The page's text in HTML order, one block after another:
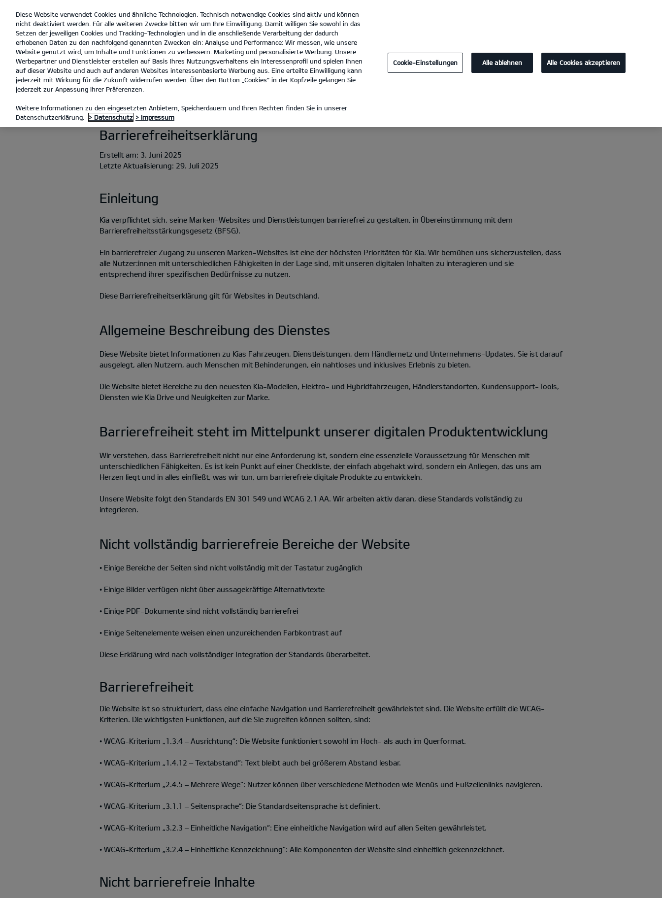
open
menu
Autohaus Siegel GmbH Tel. :
BARRIEREFREIHEIT
BARRIEREFREIHEIT
Barrierefreiheitserklärung
Erstellt am: 3. Juni 2025
Letzte Aktualisierung: 29. Juli 2025
Einleitung
Kia verpflichtet sich, seine Marken-Websites und Dienstleistungen barrierefrei zu gestalten, in Übereinstimmung mit dem
Barrierefreiheitsstärkungsgesetz (BFSG).
Ein barrierefreier Zugang zu unseren Marken-Websites ist eine der höchsten Prioritäten für Kia. Wir bemühen uns sicherzustellen, dass
alle Nutzer:innen mit unterschiedlichen Fähigkeiten in der Lage sind, mit unseren digitalen Inhalten zu interagieren und sie
entsprechend ihrer spezifischen Bedürfnisse zu nutzen.
Diese Barrierefreiheitserklärung gilt für Websites in Deutschland.
Allgemeine Beschreibung des Dienstes
Diese Website bietet Informationen zu Kias Fahrzeugen, Dienstleistungen, dem Händlernetz und Unternehmens-Updates. Sie ist darauf
ausgelegt, allen Nutzern, auch Menschen mit Behinderungen, ein nahtloses und inklusives Erlebnis zu bieten.
Die Website bietet Bereiche zu den neuesten Kia-Modellen, Elektro- und Hybridfahrzeugen, Händlerstandorten, Kundensupport-Tools,
Diensten wie Kia Drive und Neuigkeiten zur Marke.
Barrierefreiheit steht im Mittelpunkt unserer digitalen Produktentwicklung
Wir verstehen, dass Barrierefreiheit nicht nur eine Anforderung ist, sondern eine essenzielle Voraussetzung für Menschen mit
unterschiedlichen Fähigkeiten. Es ist kein Punkt auf einer Checkliste, der einfach abgehakt wird, sondern ein Anliegen, das uns am
Herzen liegt und in alles einfließt, was wir tun, um barrierefreie digitale Produkte zu entwickeln.
Unsere Website folgt den Standards EN 301 549 und WCAG 2.1 AA. Wir arbeiten aktiv daran, diese Standards vollständig zu
integrieren.
Nicht vollständig barrierefreie Bereiche der Website
• Einige Bereiche der Seiten sind nicht vollständig mit der Tastatur zugänglich
• Einige Bilder verfügen nicht über aussagekräftige Alternativtexte
• Einige PDF-Dokumente sind nicht vollständig barrierefrei
• Einige Seitenelemente weisen einen unzureichenden Farbkontrast auf
Diese Erklärung wird nach vollständiger Integration der Standards überarbeitet.
Barrierefreiheit
Die Website ist so strukturiert, dass eine einfache Navigation und Barrierefreiheit gewährleistet sind. Die Website erfüllt die WCAG-
Kriterien. Die wichtigsten Funktionen, auf die Sie zugreifen können sollten, sind:
• WCAG-Kriterium „1.3.4 – Ausrichtung“: Die Website funktioniert sowohl im Hoch- als auch im Querformat.
• WCAG-Kriterium „1.4.12 – Textabstand“: Text bleibt auch bei größerem Abstand lesbar.
• WCAG-Kriterium „2.4.5 – Mehrere Wege“: Nutzer können über verschiedene Methoden wie Menüs und Fußzeilenlinks navigieren.
• WCAG-Kriterium „3.1.1 – Seitensprache“: Die Standardseitensprache ist definiert.
• WCAG-Kriterium „3.2.3 – Einheitliche Navigation“: Eine einheitliche Navigation wird auf allen Seiten gewährleistet.
• WCAG-Kriterium „3.2.4 – Einheitliche Kennzeichnung“: Alle Komponenten der Website sind einheitlich gekennzeichnet.
Nicht barrierefreie Inhalte
Diese Website verwendet Cookies und ähnliche Technologien. Technisch notwendige Cookies sind aktiv und können
nicht deaktiviert werden. Für alle weiteren Zwecke bitten wir um Ihre Einwilligung. Damit willigen Sie sowohl in das
Setzen der jeweiligen Cookies und Tracking-Technologien und in die anschließende Verarbeitung der dadurch
erhobenen Daten zu den nachfolgend genannten Zwecken ein: Analyse und Performance: Wir messen, wie unsere
Website genutzt wird, um Inhalte und Funktionen zu verbessern. Marketing und personalisierte Werbung: Unsere
Werbepartner und Dienstleister erstellen auf Basis Ihres Nutzungsverhaltens ein Interessenprofil und spielen Ihnen
auf dieser Website und auch auf anderen Websites interessenbasierte Werbung aus. Eine erteilte Einwilligung kann
jederzeit mit Wirkung für die Zukunft widerrufen werden. Über den Button „Cookies“ in der Kopfzeile gelangen Sie
jederzeit zur Anpassung Ihrer Präferenzen.
Weitere Informationen zu den eingesetzten Anbietern, Speicherdauern und Ihren Rechten finden Sie in unserer
Datenschutzerklärung.
> Datenschutz > Impressum
Cookie-Einstellungen Alle ablehnen Alle Cookies akzeptieren